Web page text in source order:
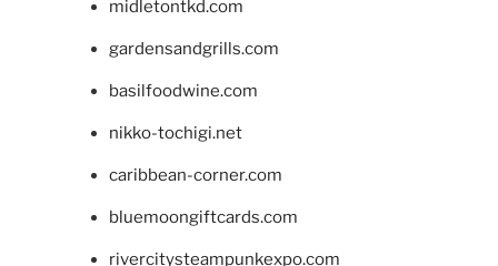
midletontkd.com
gardensandgrills.com
basilfoodwine.com
nikko-tochigi.net
caribbean-corner.com
bluemoongiftcards.com
rivercitysteampunkexpo.com